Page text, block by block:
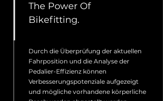
The Power Of
Bikefitting.
Durch die Überprüfung der aktuellen
Fahrposition und die Analyse der
Pedalier-Effizienz können
Verbesserungspotenziale aufgezeigt
und mögliche vorhandene körperliche